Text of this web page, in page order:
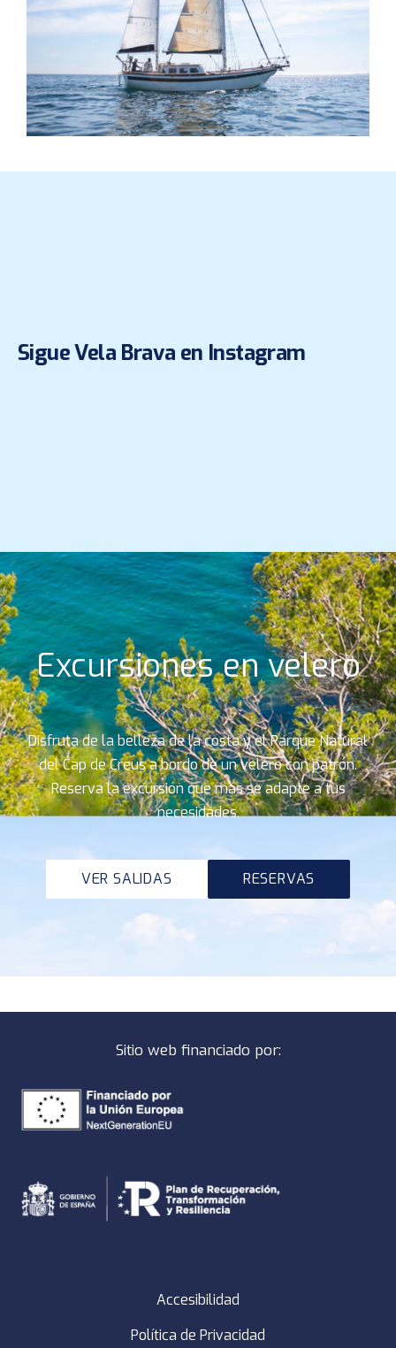
Sigue Vela Brava en Instagram
Excursiones en velero
Disfruta de la belleza de la costa y el Parque Natural
del Cap de Creus a bordo de un velero con patrón.
Reserva la excursión que más se adapte a tus
necesidades.
VER SALIDAS RESERVAS
Sitio web financiado por:
Accesibilidad
Política de Privacidad